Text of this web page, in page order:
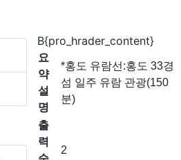
B{pro_hrader_content}
요
약
설
명
*홍도 유람선:홍도 33경
섬 일주 유람 관광(150
분)
출
력
2